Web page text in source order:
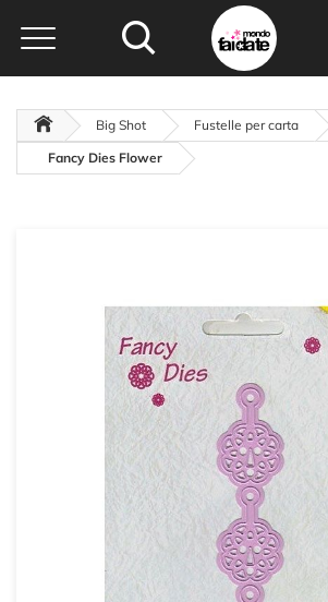
oltre
Big Shot Fustelle per carta
Fancy Dies Flower